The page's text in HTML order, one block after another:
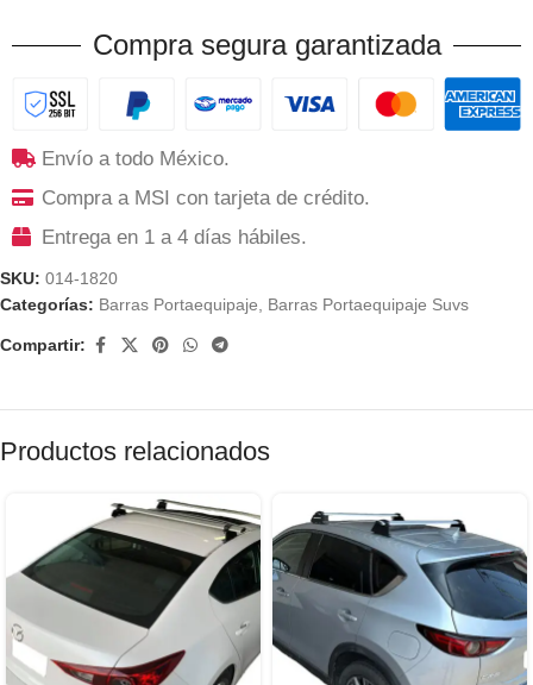
Compra segura garantizada
Envío a todo México.
Compra a MSI con tarjeta de crédito.
Entrega en 1 a 4 días hábiles.
SKU: 014-1820
Categorías: Barras Portaequipaje Barras Portaequipaje Suvs
Compartir:
Productos relacionados